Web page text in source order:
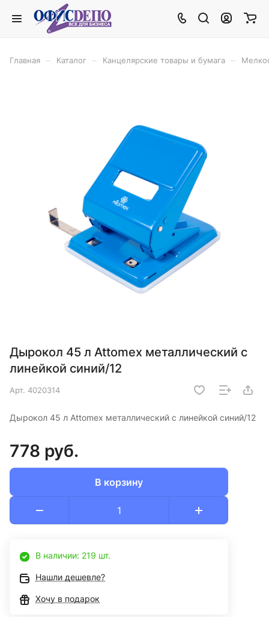
Главная Каталог Канцелярские товары и бумага
Дырокол 45 л Attomex металлический с
линейкой синий/12
Арт. 4020314
Дырокол 45 л Attomex металлический с линейкой синий/12
778 руб.
В корзину
В наличии: 219 шт.
Нашли дешевле?
Хочу в подарок